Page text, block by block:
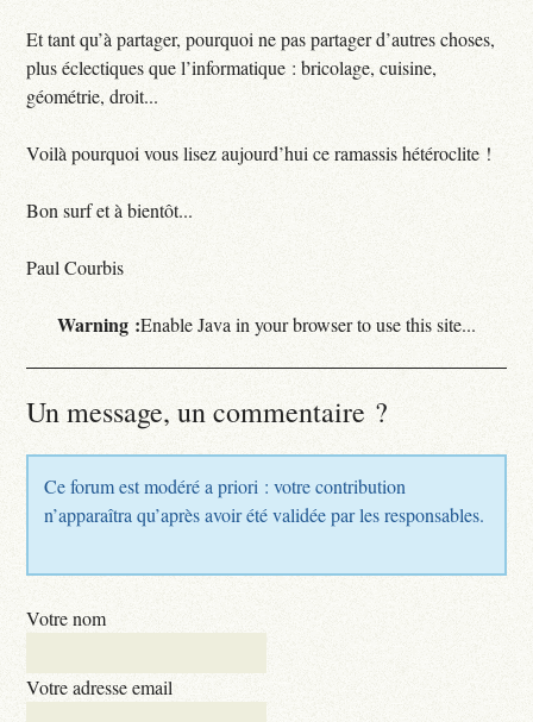
Et tant qu’à partager, pourquoi ne pas partager d’autres choses,
plus éclectiques que l’informatique : bricolage, cuisine,
géométrie, droit...
Voilà pourquoi vous lisez aujourd’hui ce ramassis hétéroclite !
Bon surf et à bientôt...
Paul Courbis
Warning :Enable Java in your browser to use this site...
Un message, un commentaire ?
Ce forum est modéré a priori : votre contribution
n’apparaîtra qu’après avoir été validée par les responsables.
Votre nom
Votre adresse email